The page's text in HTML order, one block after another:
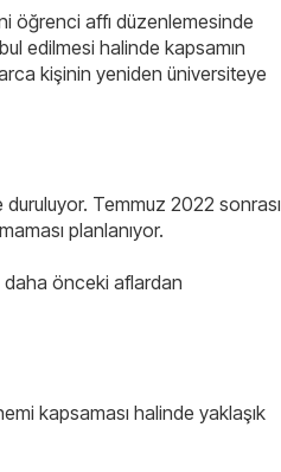
öğrenci affı düzenlemesinde
edilmesi halinde kapsamın
kişinin yeniden üniversiteye
Temmuz 2022 sonrası
planlanıyor.
daha önceki aflardan
kapsaması halinde yaklaşık